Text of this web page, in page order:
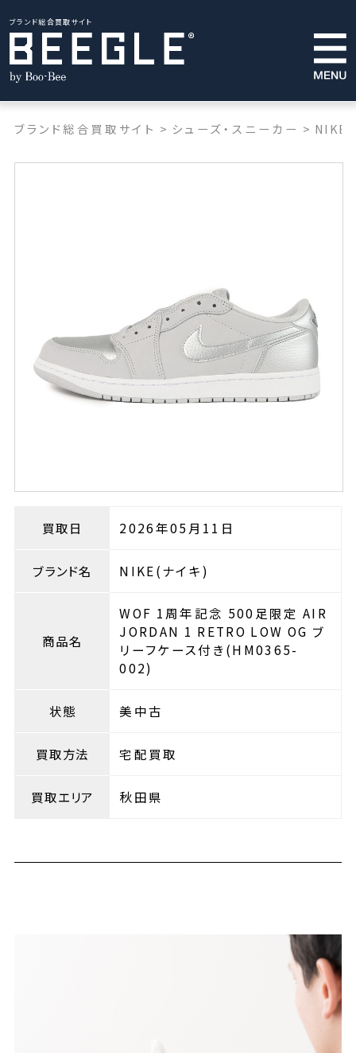
ブランド総合買取サイト
ブランド総合買取サイト > シューズ・スニーカー > NIKE
買取日 2026年05月11日
ブランド名 NIKE(ナイキ)
商品名
WOF 1周年記念 500足限定 AIR
JORDAN 1 RETRO LOW OG ブ
リーフケース付き(HM0365-
002)
状態 美中古
買取方法 宅配買取
買取エリア 秋田県